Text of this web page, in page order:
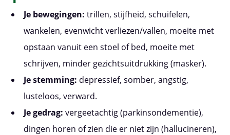
Je bewegingen: trillen, stijfheid, schuifelen,
wankelen, evenwicht verliezen/vallen, moeite met
opstaan vanuit een stoel of bed, moeite met
schrijven, minder gezichtsuitdrukking (masker).
Je stemming: depressief, somber, angstig,
lusteloos, verward.
Je gedrag: vergeetachtig (parkinsondementie),
dingen horen of zien die er niet zijn (hallucineren),